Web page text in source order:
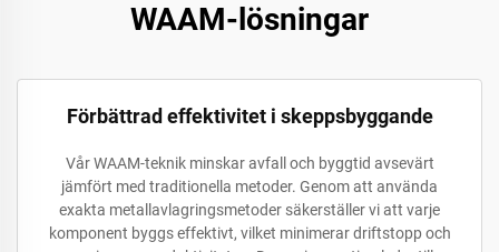
WAAM-lösningar
Förbättrad effektivitet i skeppsbyggande
Vår WAAM-teknik minskar avfall och byggtid avsevärt
jämfört med traditionella metoder. Genom att använda
exakta metallavlagringsmetoder säkerställer vi att varje
komponent byggs effektivt, vilket minimerar driftstopp och